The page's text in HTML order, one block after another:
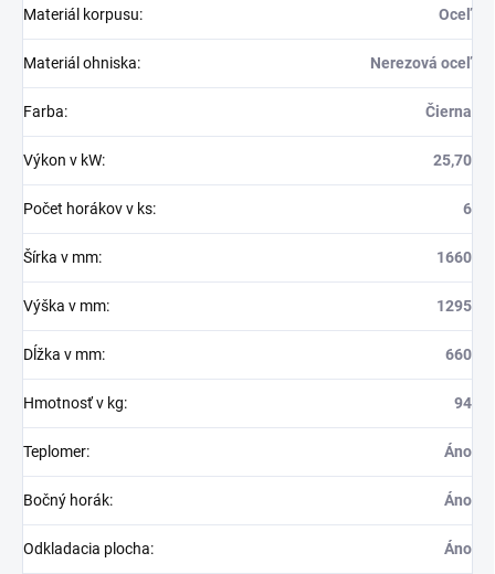
Materiál korpusu: Oceľ
Materiál ohniska: Nerezová oceľ
Farba: Čierna
Výkon v kW: 25,70
Počet horákov v ks: 6
Šírka v mm: 1660
Výška v mm: 1295
Dĺžka v mm: 660
Hmotnosť v kg: 94
Teplomer: Áno
Bočný horák: Áno
Odkladacia plocha: Áno